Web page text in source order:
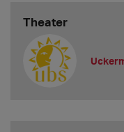
Theater